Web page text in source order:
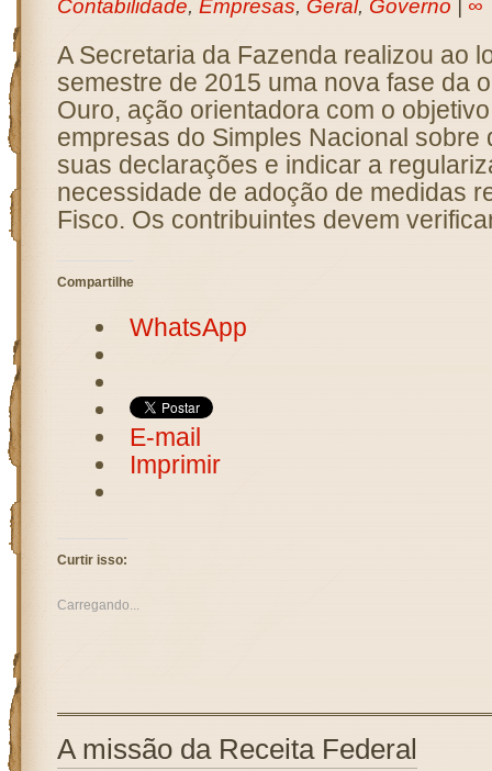
Contabilidade, Empresas, Geral, Governo ∞
A Secretaria da Fazenda realizou ao
semestre de 2015 uma nova fase da
Ouro, ação orientadora com o
empresas do Simples Nacional sobre
suas declarações e indicar a
necessidade de adoção de medidas
Fisco. Os contribuintes devem
Compartilhe
WhatsApp
E-mail
Imprimir
Curtir isso:
Carregando...
A missão da Receita Federal